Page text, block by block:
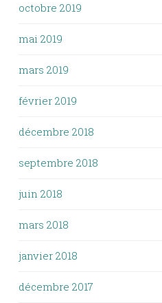
octobre 2019
mai 2019
mars 2019
février 2019
décembre 2018
septembre 2018
juin 2018
mars 2018
janvier 2018
décembre 2017